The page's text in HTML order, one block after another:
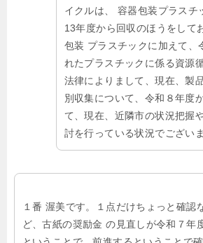
イクルは、 容器包装プラスチ
13年度から回収のほうをして
包装 プラスチックに加えて、
れたプラスチックに係る資源
法律によりまして、現在、製
別収集について、令和８年度
て、現在、近隣市の状況把握
討を行っている状況でござい
１番 渥美です。１点だけちょっと確認
ど、古紙の奨励金 の見直しが令和７年